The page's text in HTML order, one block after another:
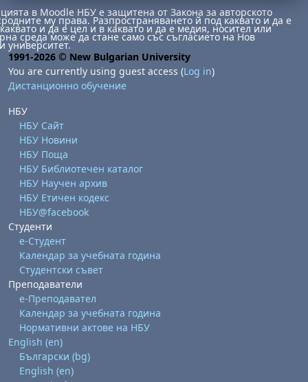
в Moodle НБУ е защитена от Закона за авторското
му права. Разпространяването й под каквато и да е
и да е цел и в каквато и да е медия, носител или
среда може да стане само със съгласието на Нов
университет.
1991-2026 © New Bulgarian University
You are currently using guest access (Log in)
Дистанционно обучение
НБУ
НБУ Сайт
НБУ Новини
НБУ Поща
НБУ Библиотечен каталог
НБУ Научен архив
НБУ Етичен кодекс
НБУ@facebook
Студенти
е-Студент
Календар за учебната година
Студентски съвет
Преподаватели
е-Преподавател
Календар за учебната година
Нормативни актове на НБУ
English ‎(en)‎
Български ‎(bg)‎
English ‎(en)‎